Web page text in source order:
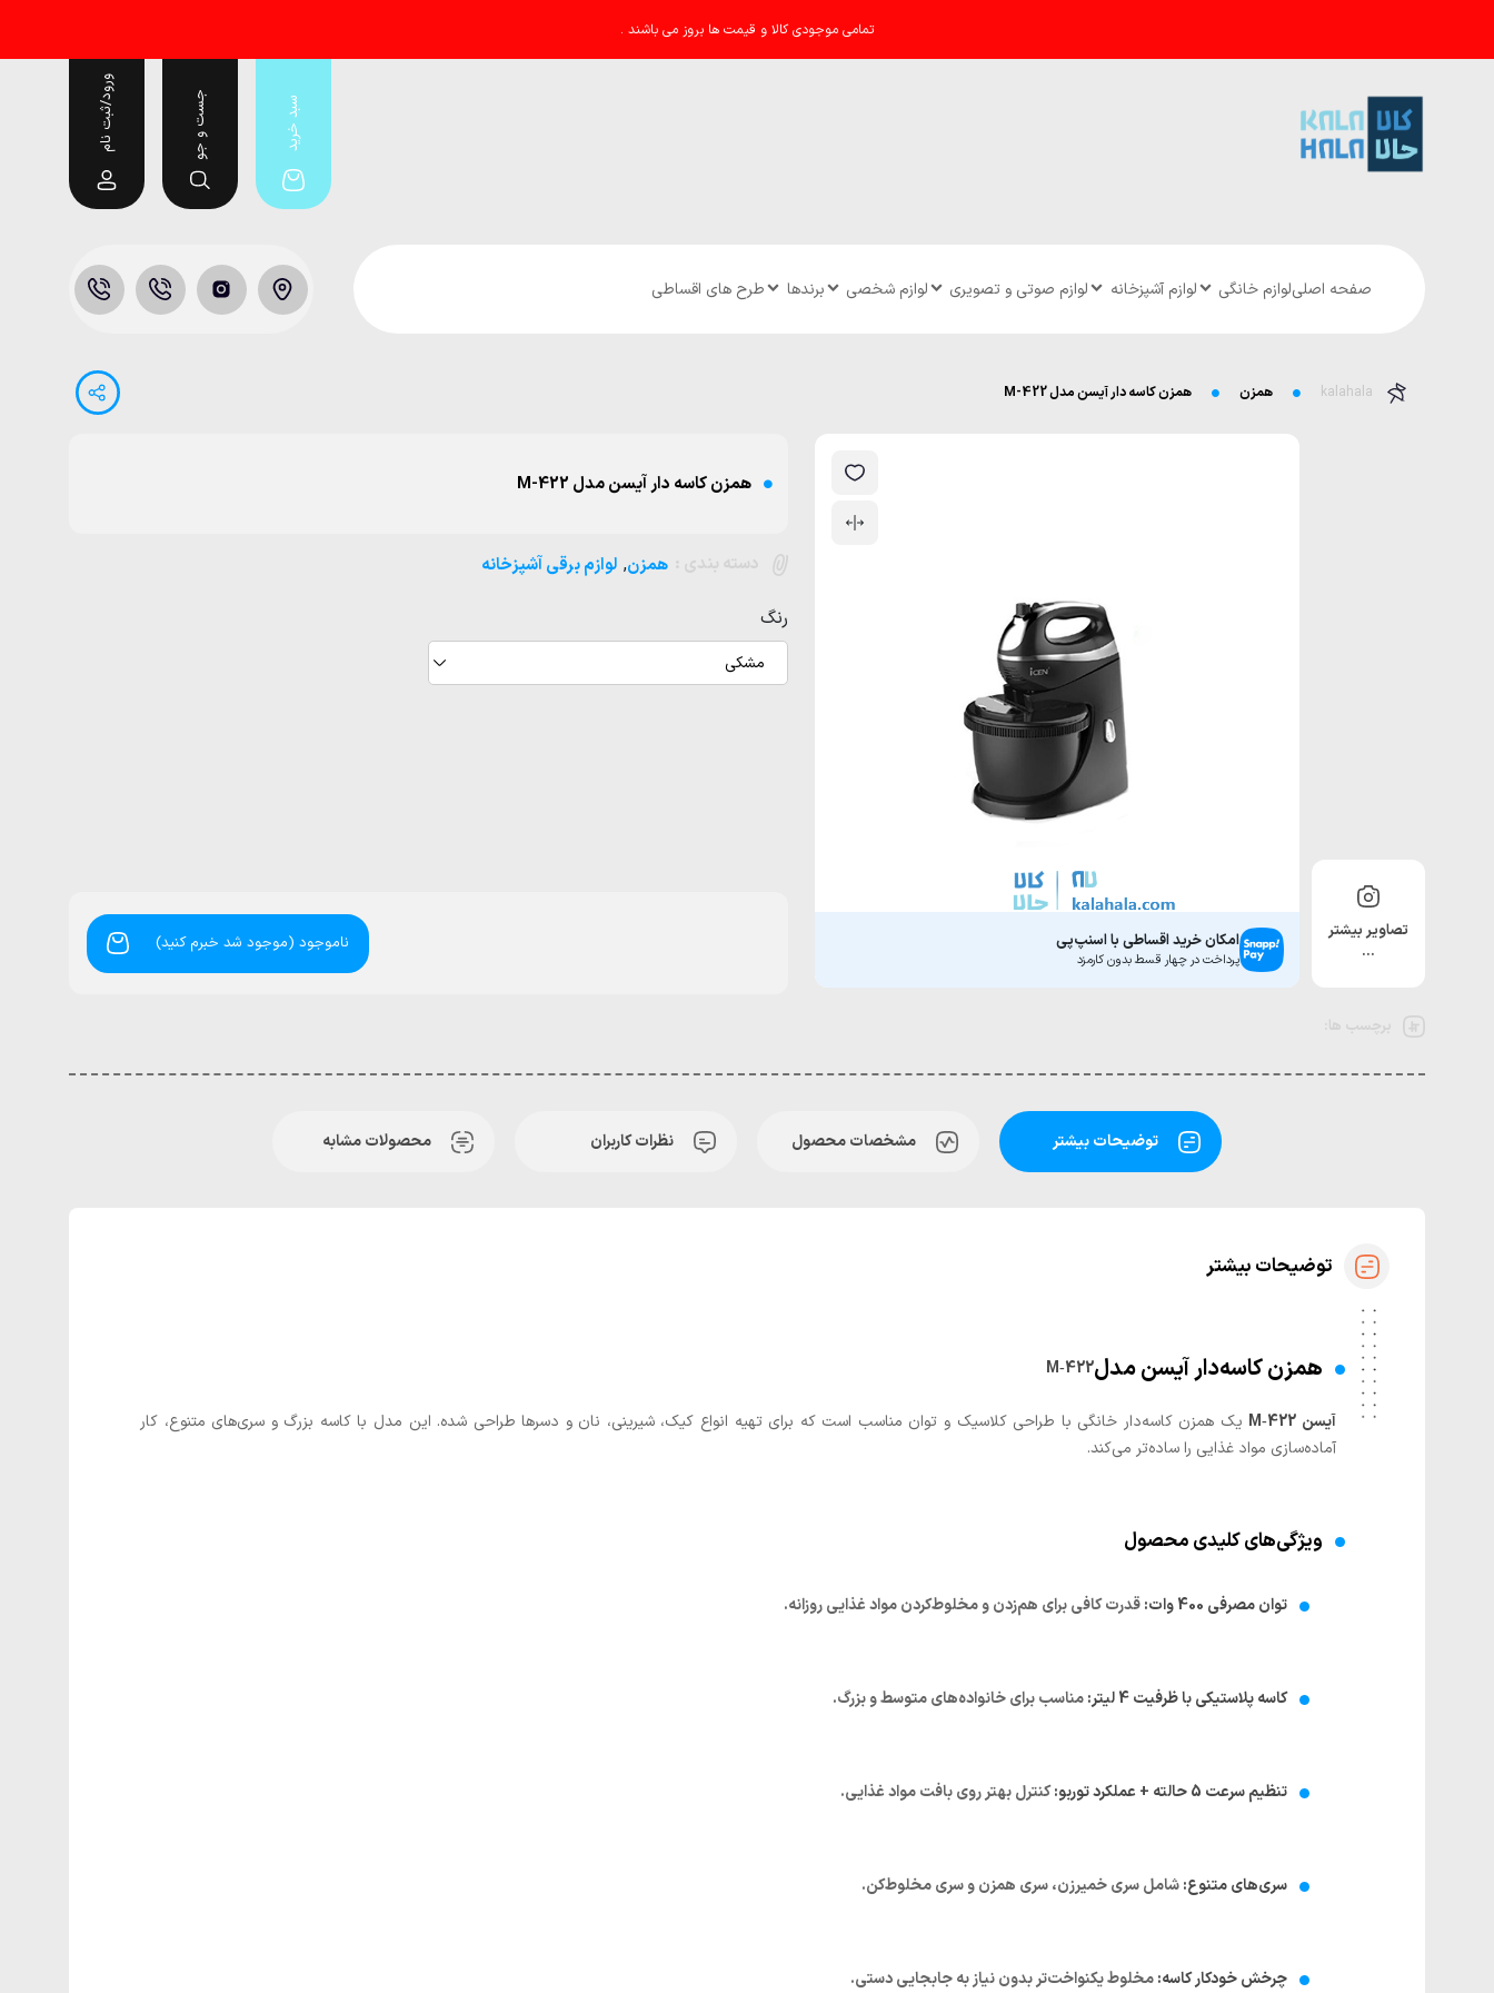
تمامی موجودی کالا و قیمت ها بروز می باشند .
سبد خرید جست و جو ورود/ثبت نام
صفحه اصلیلوازم خانگی لوازم آشپزخانه لوازم صوتی و تصویری لوازم شخصی برندها طرح های اقساطی
kalahala همزن همزن کاسه دار آیسن مدل M-422
تصاویر بیشتر
…
امکان خرید اقساطی با اسنپ‌پی
پرداخت در چهار قسط بدون کارمزد
همزن کاسه دار آیسن مدل M-422
همزن, لوازم برقی آشپزخانه
رنگ
مشکی
ناموجود (موجود شد خبرم کنید)
توضیحات بیشتر مشخصات محصول نظرات کاربران محصولات مشابه
توضیحات بیشتر
همزن کاسه‌دار آیسن مدلM‑422
آیسن M‑422
یک همزن کاسه‌دار خانگی با طراحی کلاسیک و توان مناسب است که برای تهیه انواع کیک، شیرینی، نان و دسرها طراحی شده. این مدل با کاسه بزرگ و سری‌های متنوع، کار
آماده‌سازی مواد غذایی را ساده‌تر می‌کند.
ویژگی‌های کلیدی محصول
توان مصرفی 400 وات: قدرت کافی برای هم‌زدن و مخلوط‌کردن مواد غذایی روزانه.
کاسه پلاستیکی با ظرفیت 4 لیتر: مناسب برای خانواده‌های متوسط و بزرگ.
تنظیم سرعت 5 حالته + عملکرد توربو: کنترل بهتر روی بافت مواد غذایی.
سری‌های متنوع:شامل سری خمیرزن، سری همزن و سری مخلوط‌کن.
چرخش خودکار کاسه:مخلوط یکنواخت‌تر بدون نیاز به جابجایی دستی.